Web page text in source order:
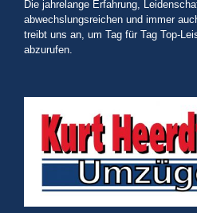
Die jahrelange Erfahrung,
abwechslungsreichen und immer
treibt uns an, um Tag für Tag Top-
abzurufen.